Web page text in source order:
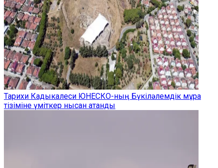
Тарихи Кадыкалеси ЮНЕСКО-ның Бүкіләлемдік мұра
тізіміне үміткер нысан атанды